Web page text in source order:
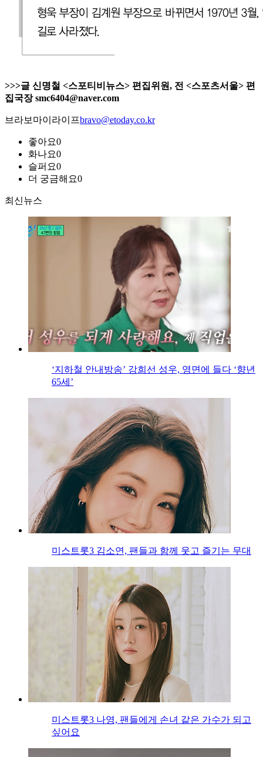
>>>글 신명철 <스포티비뉴스> 편집위원, 전 <스포츠서울> 편
집국장 smc6404@naver.com
브라보마이라이프bravo@etoday.co.kr
좋아요0
화나요0
슬퍼요0
더 궁금해요0
최신뉴스
‘지하철 안내방송’ 강희선 성우, 영면에 들다 ‘향년
65세’
미스트롯3 김소연, 팬들과 함께 웃고 즐기는 무대
미스트롯3 나영, 팬들에게 손녀 같은 가수가 되고
싶어요